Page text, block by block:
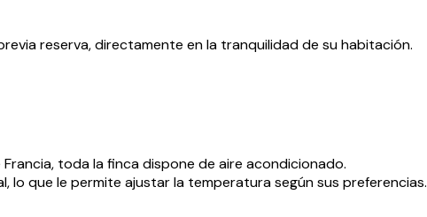
reserva, directamente en la tranquilidad de su habitación.
toda la finca dispone de aire acondicionado.
lo que le permite ajustar la temperatura según sus preferencias.